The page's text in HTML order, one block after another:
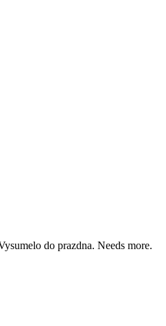
do prazdna. Needs more.